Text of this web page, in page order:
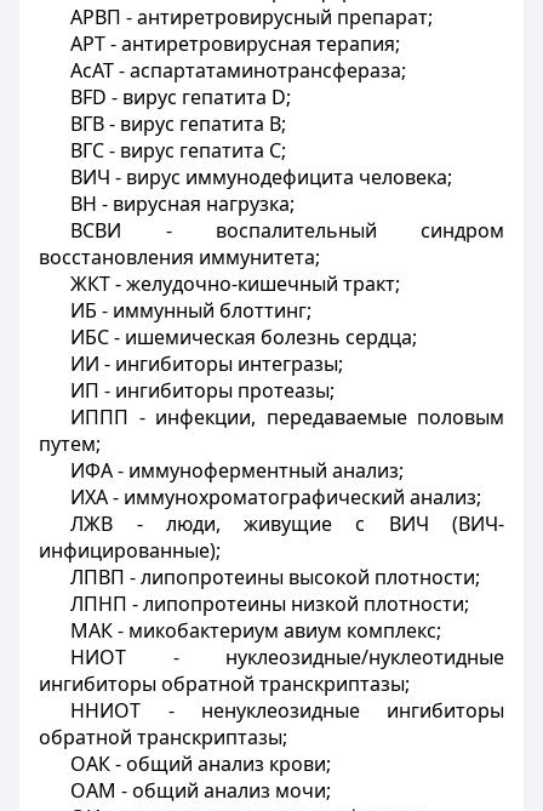
АРВП - антиретровирусный препарат;
APT- антиретровирусная терапия;
АсАТ - аспартатаминотрансфераза;
BFD - вирус гепатита D;
ВГВ - вирус гепатита В;
ВГС - вирус гепатита С;
ВИЧ - вирус иммунодефицита человека;
ВН - вирусная нагрузка;
ВСВИ - воспалительный синдром
восстановления иммунитета;
ЖКТ - желудочно-кишечный тракт;
ИБ - иммунный блоттинг;
ИБС - ишемическая болезнь сердца;
ИИ - ингибиторы интегразы;
ИП - ингибиторы протеазы;
ИППП - инфекции, передаваемые половым
путем;
ИФА - иммуноферментный анализ;
ИХА - иммунохроматографический анализ;
ЛЖВ - люди, живущие с ВИЧ (ВИЧ-
инфицированные);
ЛПВП - липопротеины высокой плотности;
ЛПНП - липопротеины низкой плотности;
МАК - микобактериум авиум комплекс;
НИОТ - нуклеозидные/нуклеотидные
ингибиторы обратной транскриптазы;
ННИОТ - ненуклеозидные ингибиторы
обратной транскриптазы;
ОАК - общий анализ крови;
ОАМ - общий анализ мочи;